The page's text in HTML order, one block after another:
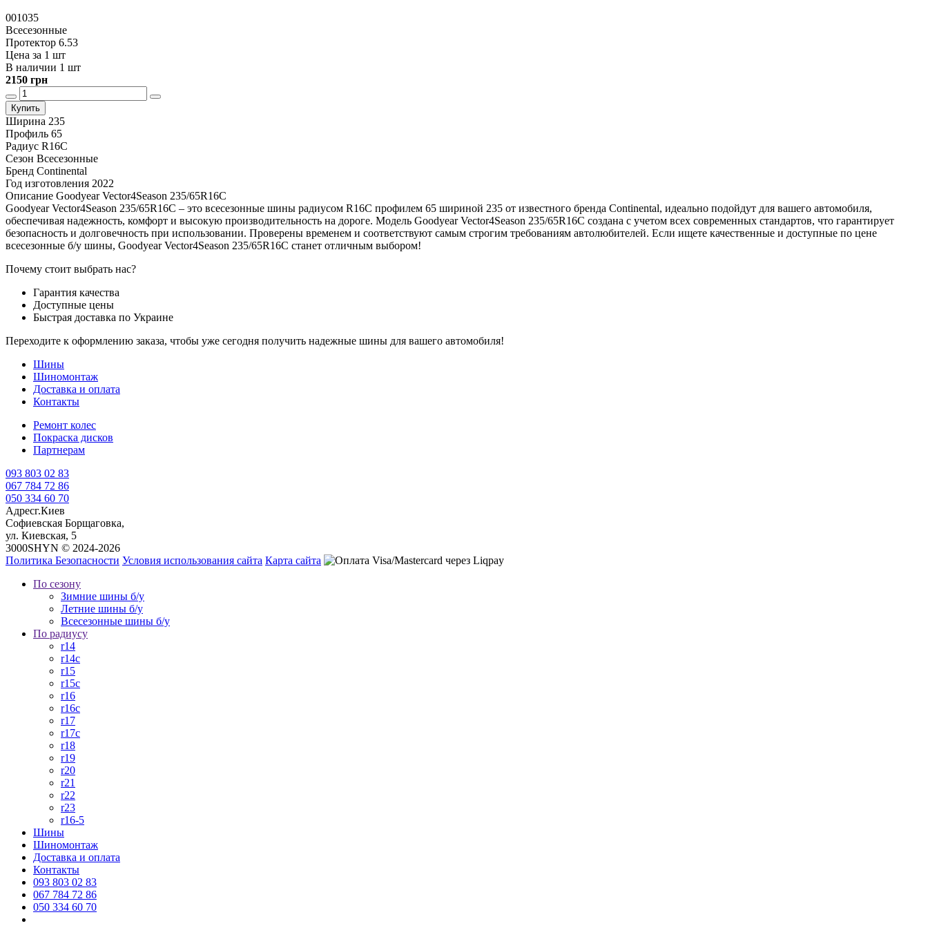
001035
Всесезонные
Протектор 6.53
Цена за 1 шт
В наличии 1 шт
2150 грн
Купить
Ширина 235
Профиль 65
Радиус R16C
Сезон Всесезонные
Бренд Continental
Год изготовления 2022
Описание Goodyear Vector4Season 235/65R16C
Goodyear Vector4Season 235/65R16C – это всесезонные шины радиусом R16C профилем 65 шириной 235 от известного бренда Continental, идеально подойдут для вашего автомобиля,
обеспечивая надежность, комфорт и высокую производительность на дороге. Модель Goodyear Vector4Season 235/65R16C создана с учетом всех современных стандартов, что гарантирует
безопасность и долговечность при использовании. Проверены временем и соответствуют самым строгим требованиям автолюбителей. Если ищете качественные и доступные по цене
всесезонные б/у шины, Goodyear Vector4Season 235/65R16C станет отличным выбором!
Почему стоит выбрать нас?
Гарантия качества
Доступные цены
Быстрая доставка по Украине
Переходите к оформлению заказа, чтобы уже сегодня получить надежные шины для вашего автомобиля!
Шины
Шиномонтаж
Доставка и оплата
Контакты
Ремонт колес
Покраска дисков
Партнерам
093 803 02 83
067 784 72 86
050 334 60 70
Адресг.Киев
Софиевская Борщаговка,
ул. Киевская, 5
3000SHYN © 2024-2026
Политика Безопасности Условия использования сайта Карта сайта
По сезону
Зимние шины б/у
Летние шины б/у
Всесезонные шины б/у
По радиусу
r14
r14c
r15
r15c
r16
r16c
r17
r17c
r18
r19
r20
r21
r22
r23
r16-5
Шины
Шиномонтаж
Доставка и оплата
Контакты
093 803 02 83
067 784 72 86
050 334 60 70